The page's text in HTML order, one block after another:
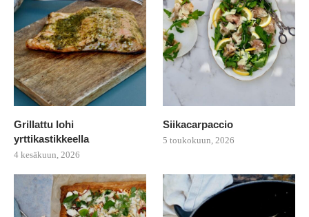
Grillattu lohi
yrttikastikkeella
4 kesäkuun, 2026
Siikacarpaccio
5 toukokuun, 2026